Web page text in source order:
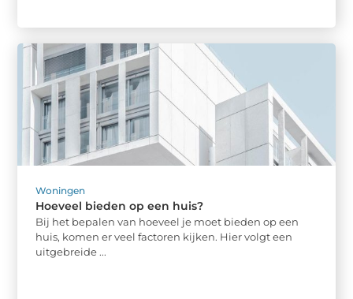
Woningen
Hoeveel bieden op een huis?
Bij het bepalen van hoeveel je moet bieden op een
huis, komen er veel factoren kijken. Hier volgt een
uitgebreide ...